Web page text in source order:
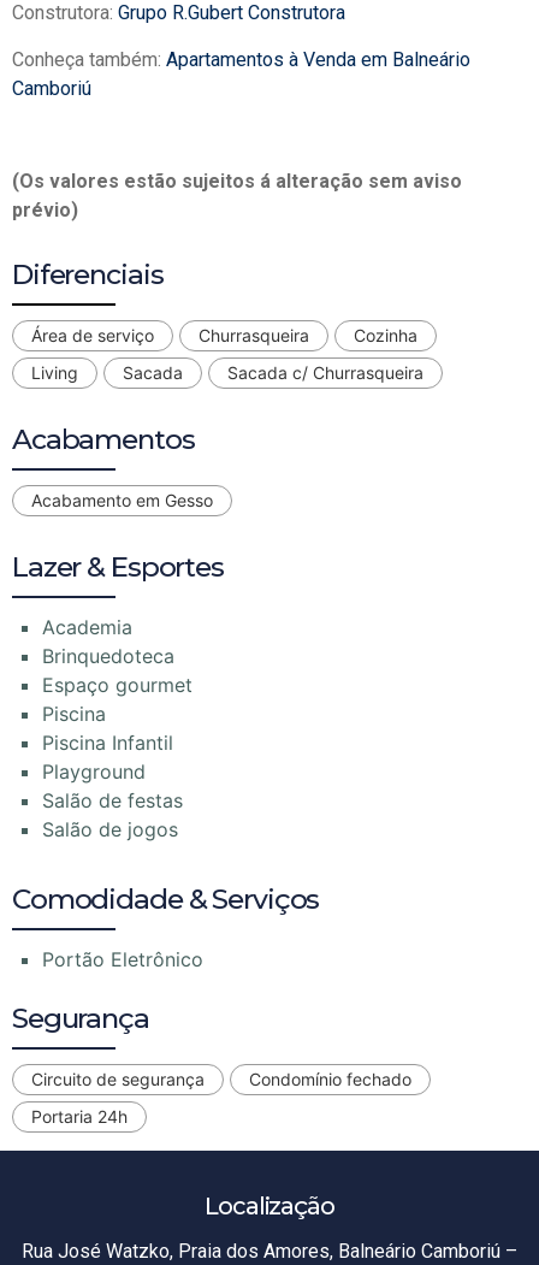
Construtora: Grupo R.Gubert Construtora
Conheça também: Apartamentos à Venda em Balneário
Camboriú
(Os valores estão sujeitos á alteração sem aviso
prévio)
Diferenciais
Área de serviço Churrasqueira
Cozinha
Living
Sacada Sacada c/ Churrasqueira
Acabamentos
Acabamento em Gesso
Lazer & Esportes
Academia
Brinquedoteca
Espaço gourmet
Piscina
Piscina Infantil
Playground
Salão de festas
Salão de jogos
Comodidade & Serviços
Portão Eletrônico
Segurança
Circuito de segurança
Condomínio fechado
Portaria 24h
Localização
Rua José Watzko, Praia dos Amores, Balneário Camboriú –